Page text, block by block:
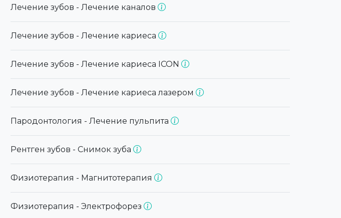
Лечение зубов - Лечение каналов
Лечение зубов - Лечение кариеса
Лечение зубов - Лечение кариеса ICON
Лечение зубов - Лечение кариеса лазером
Пародонтология - Лечение пульпита
Рентген зубов - Снимок зуба
Физиотерапия - Магнитотерапия
Физиотерапия - Электрофорез